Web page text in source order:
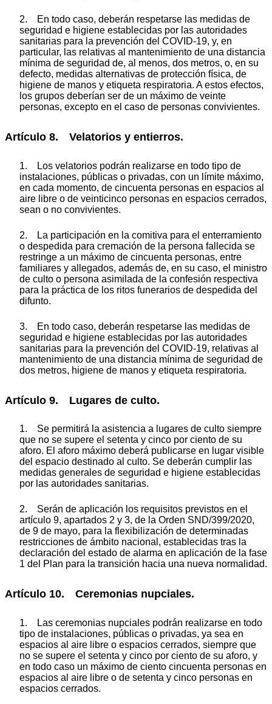
2. En todo caso, deberán respetarse las medidas de
seguridad e higiene establecidas por las autoridades
sanitarias para la prevención del COVID-19, y, en
particular, las relativas al mantenimiento de una distancia
mínima de seguridad de, al menos, dos metros, o, en su
defecto, medidas alternativas de protección física, de
higiene de manos y etiqueta respiratoria. A estos efectos,
los grupos deberían ser de un máximo de veinte
personas, excepto en el caso de personas convivientes.
Artículo 8. Velatorios y entierros.
1. Los velatorios podrán realizarse en todo tipo de
instalaciones, públicas o privadas, con un límite máximo,
en cada momento, de cincuenta personas en espacios al
aire libre o de veinticinco personas en espacios cerrados,
sean o no convivientes.
2. La participación en la comitiva para el enterramiento
o despedida para cremación de la persona fallecida se
restringe a un máximo de cincuenta personas, entre
familiares y allegados, además de, en su caso, el ministro
de culto o persona asimilada de la confesión respectiva
para la práctica de los ritos funerarios de despedida del
difunto.
3. En todo caso, deberán respetarse las medidas de
seguridad e higiene establecidas por las autoridades
sanitarias para la prevención del COVID-19, relativas al
mantenimiento de una distancia mínima de seguridad de
dos metros, higiene de manos y etiqueta respiratoria.
Artículo 9. Lugares de culto.
1. Se permitirá la asistencia a lugares de culto siempre
que no se supere el setenta y cinco por ciento de su
aforo. El aforo máximo deberá publicarse en lugar visible
del espacio destinado al culto. Se deberán cumplir las
medidas generales de seguridad e higiene establecidas
por las autoridades sanitarias.
2. Serán de aplicación los requisitos previstos en el
artículo 9, apartados 2 y 3, de la Orden SND/399/2020,
de 9 de mayo, para la flexibilización de determinadas
restricciones de ámbito nacional, establecidas tras la
declaración del estado de alarma en aplicación de la fase
1 del Plan para la transición hacia una nueva normalidad.
Artículo 10. Ceremonias nupciales.
1. Las ceremonias nupciales podrán realizarse en todo
tipo de instalaciones, públicas o privadas, ya sea en
espacios al aire libre o espacios cerrados, siempre que
no se supere el setenta y cinco por ciento de su aforo, y
en todo caso un máximo de ciento cincuenta personas en
espacios al aire libre o de setenta y cinco personas en
espacios cerrados.